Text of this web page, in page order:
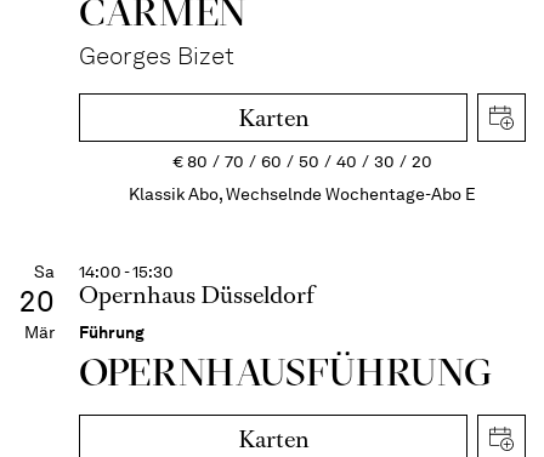
CARMEN
Georges Bizet
Karten
€80 70 60 50 40 30
20
Klassik Abo, Wechselnde Wochentage-Abo E
Sa
20
Mär
14:00 - 15:30
Opernhaus Düsseldorf
Führung
OPERN­HAUS­FÜH­RUNG
Karten